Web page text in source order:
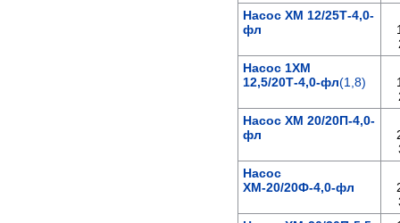
Насос ХМ 12/25Т-4,0-
фл
Насос 1ХМ
12,5/20Т-4,0-фл(1,8)
Насос ХМ 20/20П-4,0-
фл
Насос
ХМ-20/20Ф-4,0-фл